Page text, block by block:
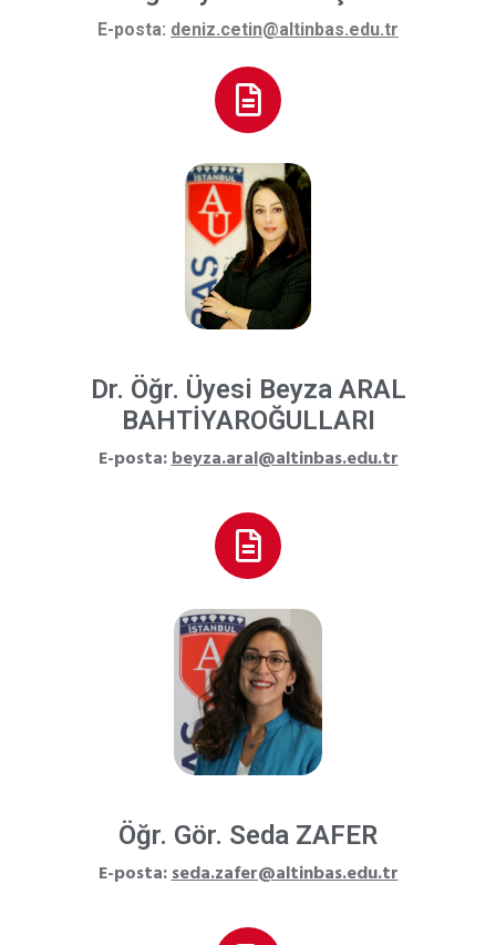
E-posta: deniz.cetin@altinbas.edu.tr
Dr. Öğr. Üyesi Beyza ARAL
BAHTİYAROĞULLARI
E-posta:beyza.aral@altinbas.edu.tr
Öğr. Gör. Seda ZAFER
E-posta:seda.zafer@altinbas.edu.tr